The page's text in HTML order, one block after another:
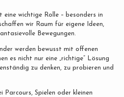
wichtige Rolle – besonders in
wir Raum für eigene Ideen,
Bewegungen.
werden bewusst mit offenen
es nicht nur eine „richtige“ Lösung
zu denken, zu probieren und
Parcours, Spielen oder kleinen